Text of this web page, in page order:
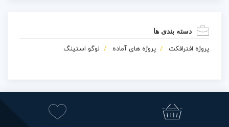
دسته بندی ها
پروژه افترافکت پروژه های آماده لوگو استینگ